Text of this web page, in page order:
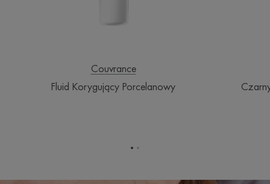
Couvrance
Fluid Korygujący Porcelanowy
elementu
elementu